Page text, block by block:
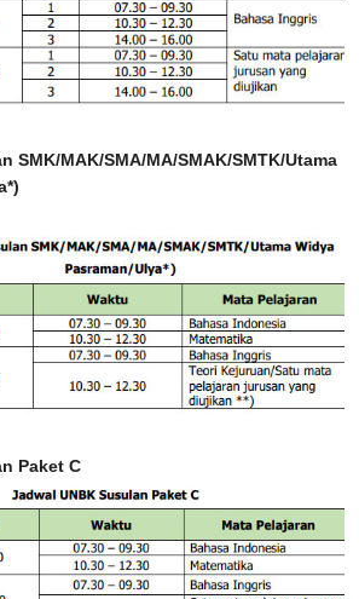
SMK/MAK/SMA/MA/SMAK/SMTK/Utama
Paket C